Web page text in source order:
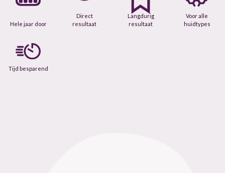
Hele jaar door
Direct
resultaat
Langdurig
resultaat
Voor alle
huidtypes
Tijd besparend